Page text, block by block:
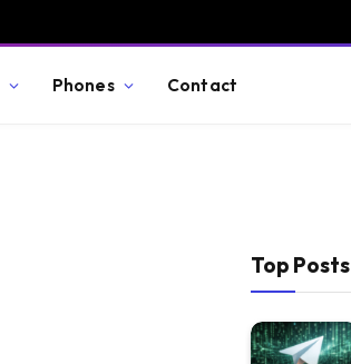
Phones Contact
Top Posts